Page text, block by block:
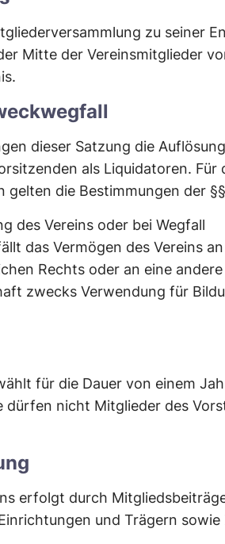
zu seiner
Mitte der Vereinsmitglieder
dieser Satzung die
als Liquidatoren. Für
die Bestimmungen der
des Vereins oder bei Wegfall
das Vermögen des Vereins
Rechts oder an eine andere
zwecks Verwendung für
für die Dauer von einem
dürfen nicht Mitglieder des
erfolgt durch
und Trägern sowie